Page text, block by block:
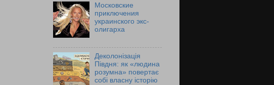
Московские
приключения
украинского экс-
олигарха
Деколонізація
Півдня: як «людина
розумна» повертає
собі власну історію